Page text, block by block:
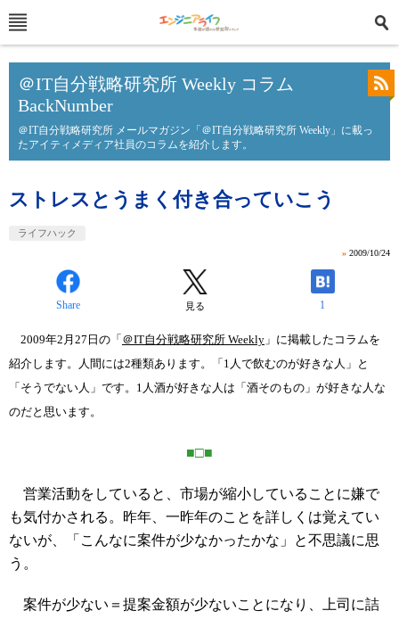
＠IT自分戦略研究所 Weekly コラム
BackNumber
＠IT自分戦略研究所 メールマガジン「＠IT自分戦略研究所 Weekly」に載っ
たアイティメディア社員のコラムを紹介します。
ストレスとうまく付き合っていこう
ライフハック
» 2009/10/24
Share 見る 1
2009年2月27日の「 ＠IT自分戦略研究所 Weekly 」に掲載したコラムを
紹介します。人間には2種類あります。「1人で飲むのが好きな人」と
「そうでない人」です。1人酒が好きな人は「酒そのもの」が好きな人な
のだと思います。
■□■
営業活動をしていると、市場が縮小していることに嫌で
も気付かされる。昨年、一昨年のことを詳しくは覚えてい
ないが、「こんなに案件が少なかったかな」と不思議に思
う。
案件が少ない＝提案金額が少ないことになり、上司に詰